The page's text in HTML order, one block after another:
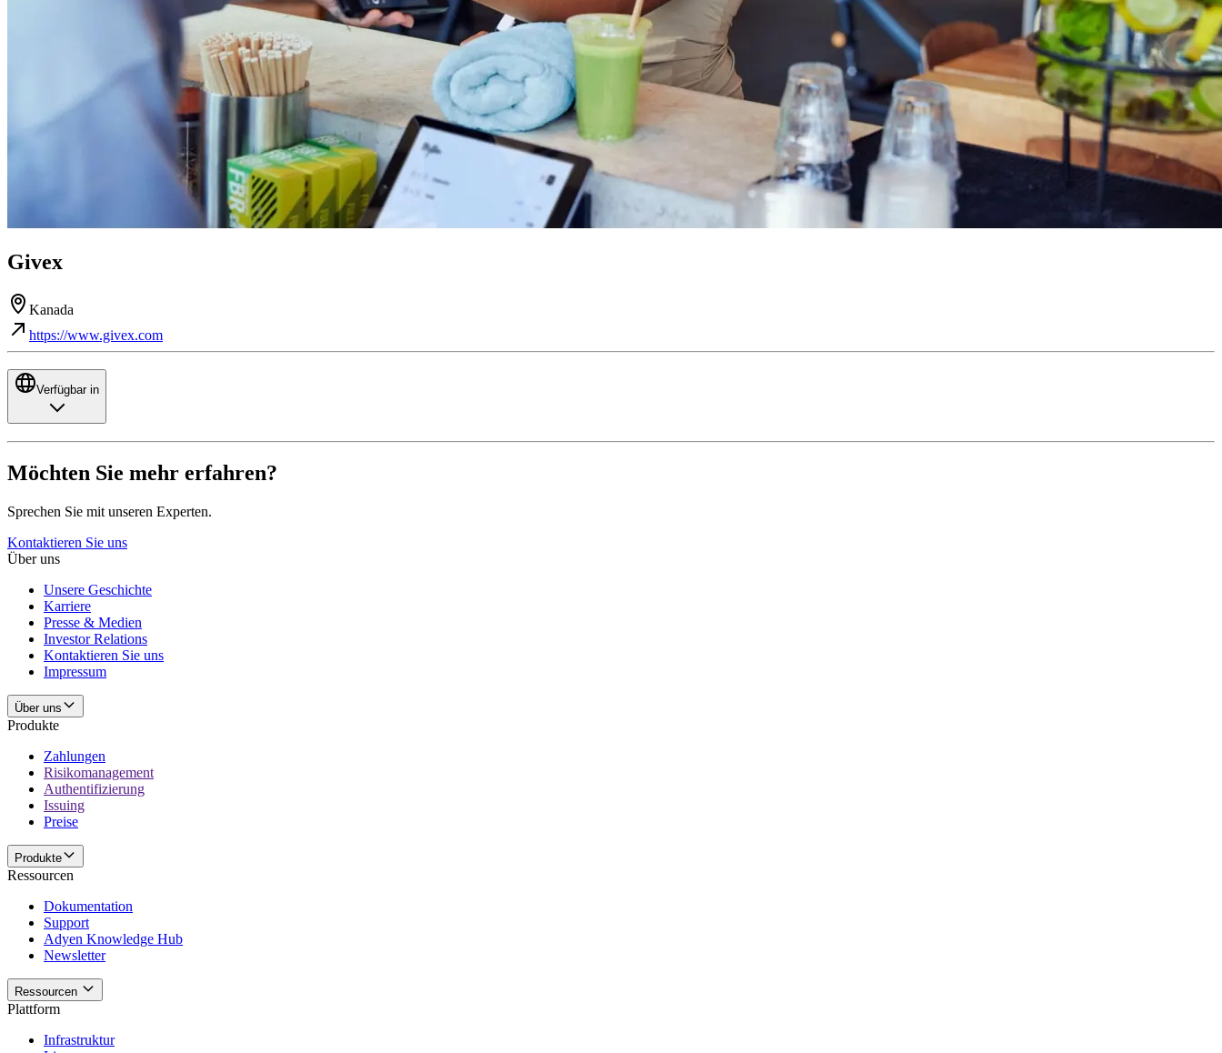
Givex
Kanada
https://www.givex.com
Verfügbar in
Möchten Sie mehr erfahren?
Sprechen Sie mit unseren Experten.
Kontaktieren Sie uns
Über uns
Unsere Geschichte
Karriere
Presse & Medien
Investor Relations
Kontaktieren Sie uns
Impressum
Über uns
Produkte
Zahlungen
Risikomanagement
Authentifizierung
Issuing
Preise
Produkte
Ressourcen
Dokumentation
Support
Adyen Knowledge Hub
Newsletter
Ressourcen
Plattform
Infrastruktur